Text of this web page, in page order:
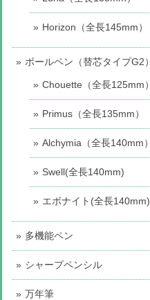
Horizon（全長145mm）
ボールペン（替芯タイプG2）
Chouette（全長125mm）
Primus（全長135mm）
Alchymia（全長140mm）
Swell(全長140mm)
エボナイト(全長140mm)
多機能ペン
シャープペンシル
万年筆